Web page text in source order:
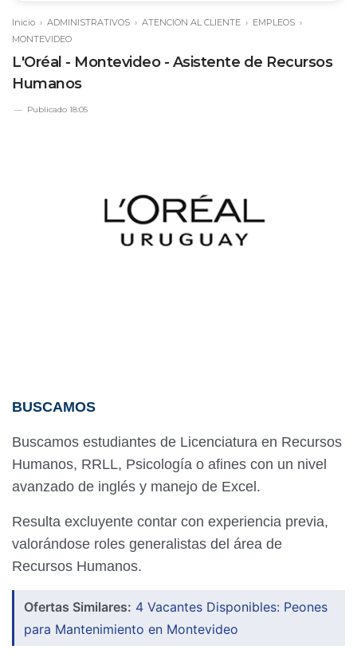
Inicio › ADMINISTRATIVOS › ATENCION AL CLIENTE › EMPLEOS ›
MONTEVIDEO
L'Oréal - Montevideo - Asistente de Recursos
Humanos
Publicado 18:05
BUSCAMOS
Buscamos estudiantes de Licenciatura en Recursos
Humanos, RRLL, Psicología o afines con un nivel
avanzado de inglés y manejo de Excel.
Resulta excluyente contar con experiencia previa,
valorándose roles generalistas del área de
Recursos Humanos.
Ofertas Similares: 4 Vacantes Disponibles: Peones
para Mantenimiento en Montevideo